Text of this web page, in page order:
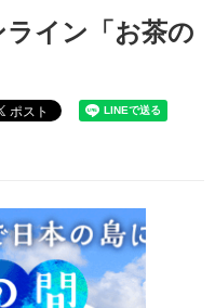
イン「お茶の
ポスト